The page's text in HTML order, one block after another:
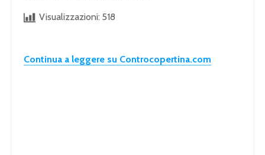
Visualizzazioni: 518
Continua a leggere su Controcopertina.com